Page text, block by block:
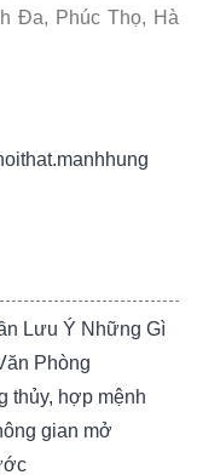
Đa, Phúc Thọ, Hà
Lưu Ý Những Gì
Phòng
thủy, hợp mệnh
gian mở